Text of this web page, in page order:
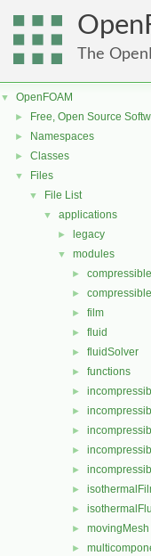
The
▼ OpenFOAM
► Free, Open Source
► Namespaces
► Classes
▼ Files
▼ File List
▼ applications
► legacy
▼ modules
►
►
► film
► fluid
► fluidSolver
► functions
►
►
►
►
►
►
►
► movingMesh
►